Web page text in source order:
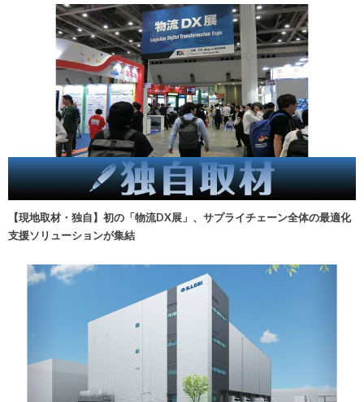
【現地取材・独自】初の「物流DX展」、サプライチェーン全体の最適化
支援ソリューションが集結